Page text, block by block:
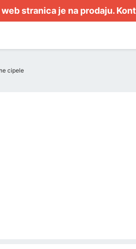
web stranica je na prodaju.
cipele